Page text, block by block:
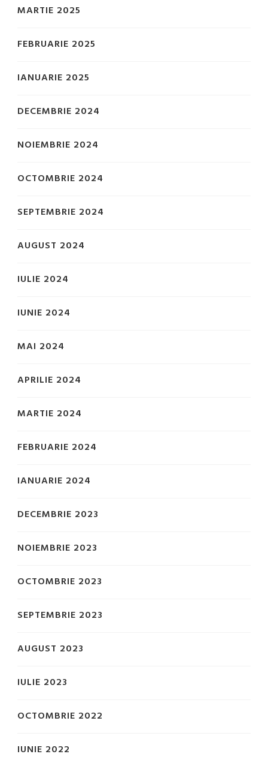
MARTIE 2025
FEBRUARIE 2025
IANUARIE 2025
DECEMBRIE 2024
NOIEMBRIE 2024
OCTOMBRIE 2024
SEPTEMBRIE 2024
AUGUST 2024
IULIE 2024
IUNIE 2024
MAI 2024
APRILIE 2024
MARTIE 2024
FEBRUARIE 2024
IANUARIE 2024
DECEMBRIE 2023
NOIEMBRIE 2023
OCTOMBRIE 2023
SEPTEMBRIE 2023
AUGUST 2023
IULIE 2023
OCTOMBRIE 2022
IUNIE 2022